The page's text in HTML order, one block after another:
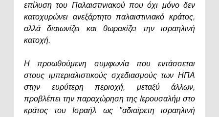
επίλυση του Παλαιστινιακού που όχι μόνο δεν
κατοχυρώνει ανεξάρτητο παλαιστινιακό κράτος,
αλλά διαιωνίζει και θωρακίζει την ισραηλινή
κατοχή.
Η προωθούμενη συμφωνία που εντάσσεται
στους ιμπεριαλιστικούς σχεδιασμούς των ΗΠΑ
στην ευρύτερη περιοχή, μεταξύ άλλων,
προβλέπει την παραχώρηση της Ιερουσαλήμ στο
κράτος του Ισραήλ ως "αδιαίρετη ισραηλινή